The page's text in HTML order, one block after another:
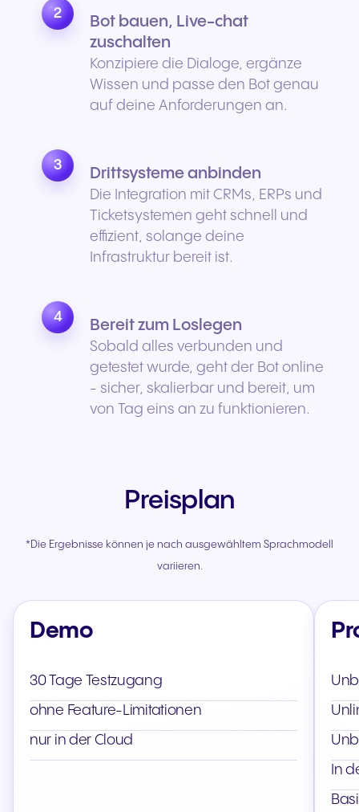
2
Bot bauen, Live-chat
zuschalten
Konzipiere die Dialoge, ergänze
Wissen und passe den Bot genau
auf deine Anforderungen an.
3
Drittsysteme anbinden
Die Integration mit CRMs, ERPs und
Ticketsystemen geht schnell und
effizient, solange deine
Infrastruktur bereit ist.
4
Bereit zum Loslegen
Sobald alles verbunden und
getestet wurde, geht der Bot online
- sicher, skalierbar und bereit, um
von Tag eins an zu funktionieren.
Preisplan
*Die Ergebnisse können je nach ausgewähltem Sprachmodell
variieren.
Demo
30 Tage Testzugang
ohne Feature-Limitationen
nur in der Cloud
In